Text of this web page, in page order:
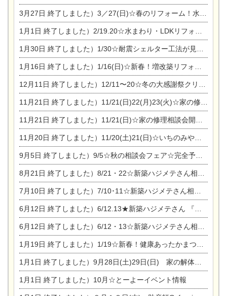
3月27日 終了しました）3／27(日)☆春のリフォーム！水まわりLDKリフォーム相談会&今がチャンス！エアコン相談会
1月1日 終了しました）2/19.20☆水まわり・LDKリフォーム相談会＆エアコン相談会
1月30日 終了しました）1/30☆耐震シェルター工法が見れる完成見学会
1月16日 終了しました）1/16(日)☆新春！増改築リフォーム&家の修理まつり
12月11日 終了しました）12/11〜20☆冬の大感謝祭クリスマス相談会開催
11月21日 終了しました）11/21(日)22(月)23(火)☆家の修理まつり＆増改築リフォーム相談会
11月21日 終了しました）11/21(日)☆家の修理相談会開催 in 扶桑オークビレッジ
11月20日 終了しました）11/20(土)21(日)☆いちのみや逸品市に出店します【ひのきのバラ販売】
9月5日 終了しました）9/5☆秋の相談会フェア☆完全予約制
8月21日 終了しました）8/21・22☆新築ハジメテさん相談会 『集まれ！農地に家を建てたい人！』
7月10日 終了しました）7/10･11☆新築ハジメテさん相談会 『集まれ！農地に家を建てたい人！』完全予約制
6月12日 終了しました）6/12.13★新築ハジメテさん 『木の家 現場体感見学会』
6月12日 終了しました）6/12・13☆新築ハジメテさん相談会『今ある土地に家を建てる際の注意点』
1月19日 終了しました）1/19☆新春！健康あったかまつり＆増改築リフォームまつり
1月1日 終了しました）9月28日(土)29日(日) 家の解体なんでも相談会
1月1日 終了しました）10月☆とーよーイベント情報